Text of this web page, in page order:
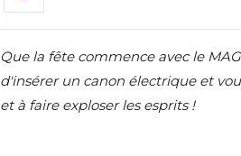
Que la fête commence avec le
d'insérer un canon électrique et
et à faire exploser les esprits !